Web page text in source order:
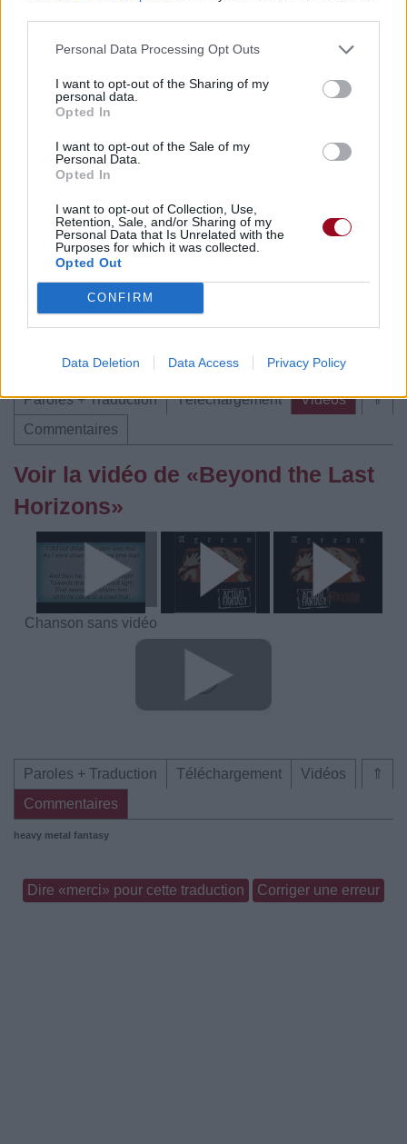
Personal Data Processing Opt Outs
I want to opt-out of the Sharing of my
personal data.
Opted In
I want to opt-out of the Sale of my
Personal Data.
Opted In
I want to opt-out of Collection, Use,
Retention, Sale, and/or Sharing of my
Personal Data that Is Unrelated with the
Purposes for which it was collected.
Opted Out
CONFIRM
Data Deletion Data Access Privacy Policy
Téléchargement
Commentaires
Pour prolonger le plaisir musical :
Vous aimez chanter, apprenez la guitare chez
Télécharger légalement les MP3 sur
Télécharger légalement les MP3 ou trouver le CD sur
Trouver des vinyles et des CD sur
Trouver un instrument de musique ou une partition au
⇑
Paroles + Traduction Téléchargement
Vidéos
Commentaires
Voir la vidéo de «Beyond the Last
Horizons»
Chanson sans vidéo
⇑
Paroles + Traduction Téléchargement
Vidéos
Commentaires
heavy metal fantasy
Dire «merci» pour cette traduction Corriger une erreur